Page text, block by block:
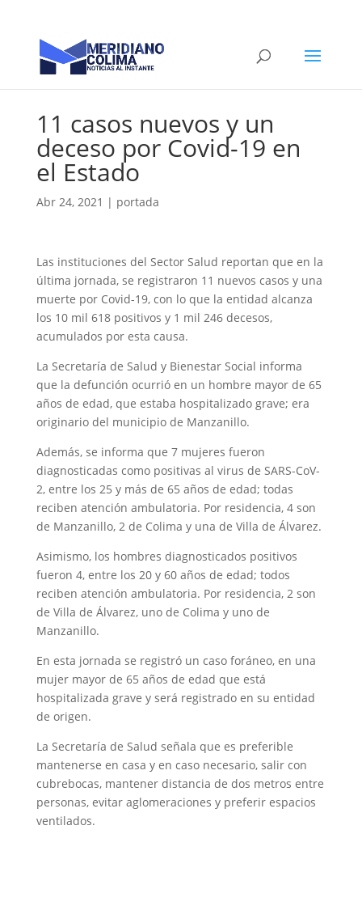
11 casos nuevos y un
deceso por Covid-19 en
el Estado
Abr 24, 2021 | portada
Las instituciones del Sector Salud reportan que en la
última jornada, se registraron 11 nuevos casos y una
muerte por Covid-19, con lo que la entidad alcanza
los 10 mil 618 positivos y 1 mil 246 decesos,
acumulados por esta causa.
La Secretaría de Salud y Bienestar Social informa
que la defunción ocurrió en un hombre mayor de 65
años de edad, que estaba hospitalizado grave; era
originario del municipio de Manzanillo.
Además, se informa que 7 mujeres fueron
diagnosticadas como positivas al virus de SARS-CoV-
2, entre los 25 y más de 65 años de edad; todas
reciben atención ambulatoria. Por residencia, 4 son
de Manzanillo, 2 de Colima y una de Villa de Álvarez.
Asimismo, los hombres diagnosticados positivos
fueron 4, entre los 20 y 60 años de edad; todos
reciben atención ambulatoria. Por residencia, 2 son
de Villa de Álvarez, uno de Colima y uno de
Manzanillo.
En esta jornada se registró un caso foráneo, en una
mujer mayor de 65 años de edad que está
hospitalizada grave y será registrado en su entidad
de origen.
La Secretaría de Salud señala que es preferible
mantenerse en casa y en caso necesario, salir con
cubrebocas, mantener distancia de dos metros entre
personas, evitar aglomeraciones y preferir espacios
ventilados.